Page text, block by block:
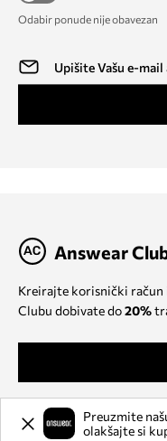
Odabir ponude nije obavezan
Answear
Kreirajte korisnički račun
Clubu dobivate do20%
Preuzmite
olakšajte si